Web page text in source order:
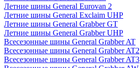
Летние шины General Eurovan 2
Летние шины General Exclaim UHP
Летние шины General Grabber GT
Летние шины General Grabber UHP
Всесезонные шины General Grabber AT
Всесезонные шины General Grabber AT2
Всесезонные шины General Grabber AT3